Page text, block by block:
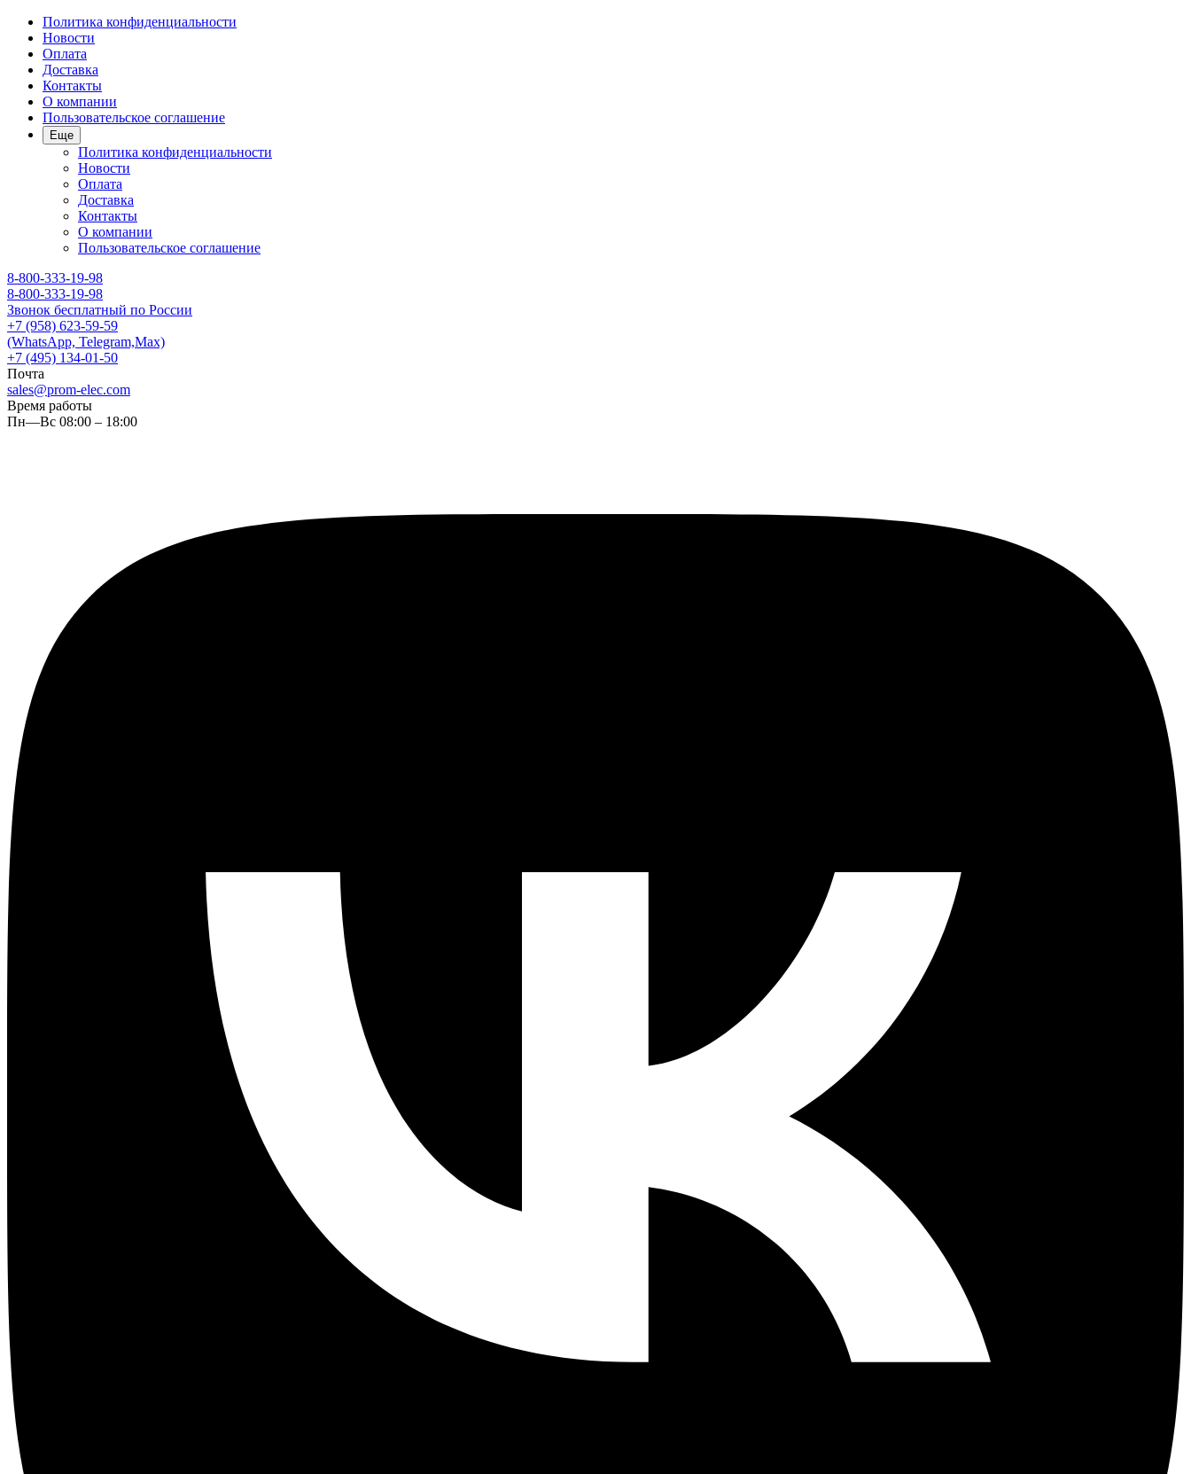
Политика конфиденциальности
Новости
Оплата
Доставка
Контакты
О компании
Пользовательское соглашение
Еще
Политика конфиденциальности
Новости
Оплата
Доставка
Контакты
О компании
Пользовательское соглашение
8-800-333-19-98
8-800-333-19-98
Звонок бесплатный по России
+7 (958) 623-59-59
(WhatsApp, Telegram,Max)
+7 (495) 134-01-50
Почта
sales@prom-elec.com
Время работы
Пн—Вс 08:00 – 18:00